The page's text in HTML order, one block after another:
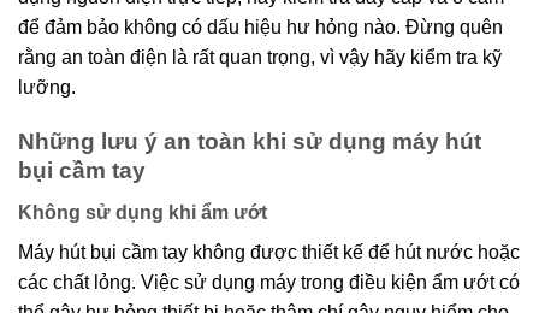
để đảm bảo không có dấu hiệu hư hỏng nào. Đừng quên
rằng an toàn điện là rất quan trọng, vì vậy hãy kiểm tra kỹ
lưỡng.
Những lưu ý an toàn khi sử dụng máy hút
bụi cầm tay
Không sử dụng khi ẩm ướt
Máy hút bụi cầm tay không được thiết kế để hút nước hoặc
các chất lỏng. Việc sử dụng máy trong điều kiện ẩm ướt có